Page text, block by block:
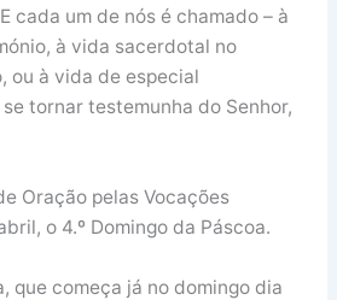
cada um de nós é chamado – à
à vida sacerdotal no
ou à vida de especial
tornar testemunha do Senhor,
Oração pelas Vocações
o 4.º Domingo da Páscoa.
que começa já no domingo dia